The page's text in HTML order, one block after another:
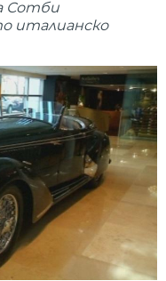
Сотби
италианско